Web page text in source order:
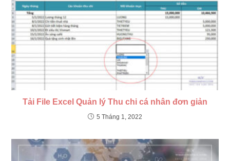
Tải File Excel Quản lý Thu chi cá nhân đơn giản
5 Tháng 1, 2022